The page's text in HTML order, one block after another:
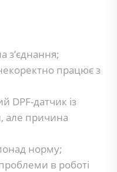
з’єднання;
працює з
DPF-датчик із
але причина
норму;
в роботі